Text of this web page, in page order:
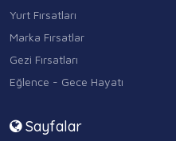
Yurt Fırsatları
Marka Fırsatlar
Gezi Fırsatları
Eğlence - Gece Hayatı
Sayfalar